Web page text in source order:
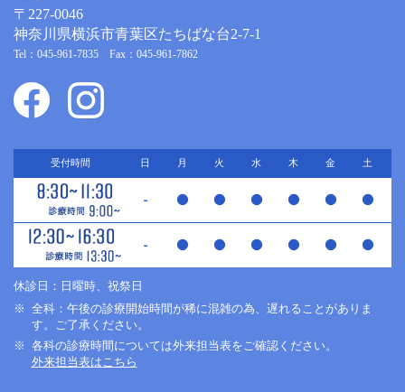
〒227-0046
神奈川県横浜市青葉区たちばな台2-7-1
Tel：045-961-7835 Fax：045-961-7862
受付時間 日 月 火 水 木 金 土
休診日：日曜時、祝祭日
全科：午後の診療開始時間が稀に混雑の為、遅れることがありま
す。ご了承ください。
各科の診療時間については外来担当表をご確認ください。
外来担当表はこちら